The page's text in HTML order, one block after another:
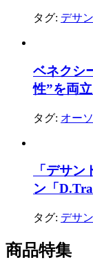
タグ: デサ
ベネクシ
性”を両
タグ: オー
「デサ
ン「
タグ: デサ
商品特集